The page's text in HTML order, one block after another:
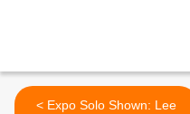
< Expo Solo Shown: Lee